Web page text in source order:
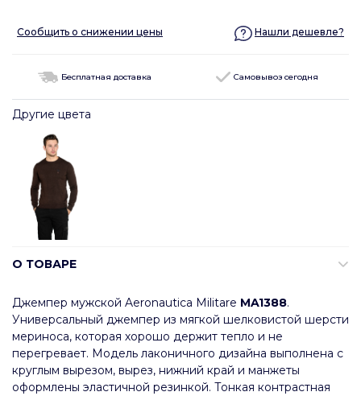
Сообщить о снижении цены Нашли дешевле?
Бесплатная доставка Самовывоз сегодня
Другие цвета
О ТОВАРЕ
Джемпер мужской Aeronautica Militare MA1388.
Универсальный джемпер из мягкой шелковистой шерсти
мериноса, которая хорошо держит тепло и не
перегревает. Модель лаконичного дизайна выполнена с
круглым вырезом, вырез, нижний край и манжеты
оформлены эластичной резинкой. Тонкая контрастная